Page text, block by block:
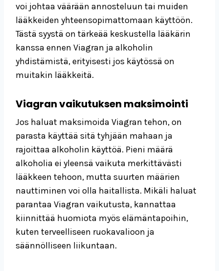
voi johtaa väärään annosteluun tai muiden
lääkkeiden yhteensopimattomaan käyttöön.
Tästä syystä on tärkeää keskustella lääkärin
kanssa ennen Viagran ja alkoholin
yhdistämistä, erityisesti jos käytössä on
muitakin lääkkeitä.
Viagran vaikutuksen maksimointi
Jos haluat maksimoida Viagran tehon, on
parasta käyttää sitä tyhjään mahaan ja
rajoittaa alkoholin käyttöä. Pieni määrä
alkoholia ei yleensä vaikuta merkittävästi
lääkkeen tehoon, mutta suurten määrien
nauttiminen voi olla haitallista. Mikäli haluat
parantaa Viagran vaikutusta, kannattaa
kiinnittää huomiota myös elämäntapoihin,
kuten terveelliseen ruokavalioon ja
säännölliseen liikuntaan.